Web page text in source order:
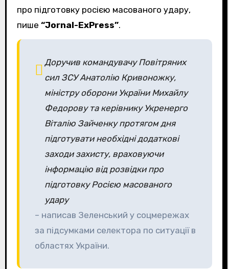
про підготовку росією масованого удару,
пише “Jornal-ExPress”.
Доручив командувачу Повітряних
сил ЗСУ Анатолію Кривоножку,
міністру оборони України Михайлу
Федорову та керівнику Укренерго
Віталію Зайченку протягом дня
підготувати необхідні додаткові
заходи захисту, враховуючи
інформацію від розвідки про
підготовку Росією масованого
удару
– написав Зеленський у соцмережах
за підсумками селектора по ситуації в
областях України.